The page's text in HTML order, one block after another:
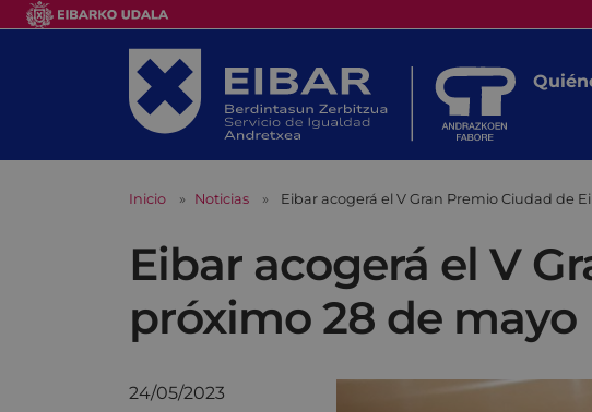
Inicio Noticias Eibar acogerá el V Gran Premio Ciudad de
Eibar acogerá el V
próximo 28 de mayo
24/05/2023